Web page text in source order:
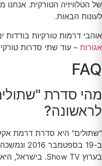
של הטלוויזיה הטורקית.
לעונות הבאות.
אוהבי דרמות טורקיות בודדות
אגורות – עוד שתי סדרות
FAQ
מהי סדרת
לראשונה?
"שתולים" היא סדרת דרמת
בערוץ Show TV. בישראל, היא שודרה בערוץ ויוה פלוס מ-2019.